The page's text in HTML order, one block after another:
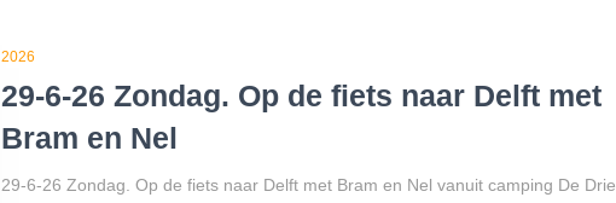
2026
29-6-26 Zondag. Op de fiets naar Delft met
Bram en Nel
29-6-26 Zondag. Op de fiets naar Delft met Bram en Nel vanuit camping De Drie